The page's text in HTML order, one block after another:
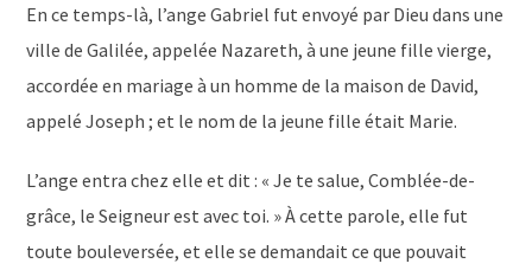
En ce temps-là, l’ange Gabriel fut envoyé par Dieu dans une
ville de Galilée, appelée Nazareth, à une jeune fille vierge,
accordée en mariage à un homme de la maison de David,
appelé Joseph ; et le nom de la jeune fille était Marie.
L’ange entra chez elle et dit : « Je te salue, Comblée-de-
grâce, le Seigneur est avec toi. » À cette parole, elle fut
toute bouleversée, et elle se demandait ce que pouvait